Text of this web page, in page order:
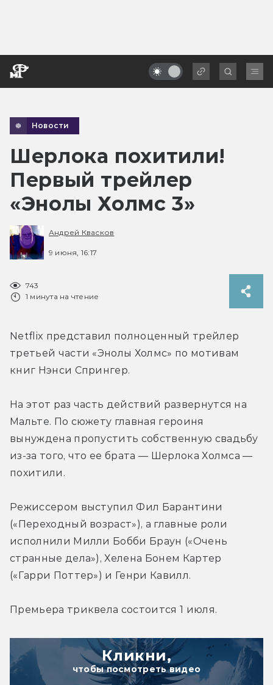
Новости
Шерлока похитили!
Первый трейлер
«Энолы Холмс 3»
Андрей Квасков
9 июня, 16:17
743
1 минута на чтение
Netflix представил полноценный трейлер
третьей части «Энолы Холмс» по мотивам
книг Нэнси Спрингер.
На этот раз часть действий развернутся на
Мальте. По сюжету главная героиня
вынуждена пропустить собственную свадьбу
из-за того, что ее брата — Шерлока Холмса —
Режиссером выступил Фил Барантини
(«Переходный возраст»), а главные роли
исполнили Милли Бобби Браун («Очень
странные дела»), Хелена Бонем Картер
Премьера триквела состоится 1 июля.
Кликни,
чтобы посмотреть видео